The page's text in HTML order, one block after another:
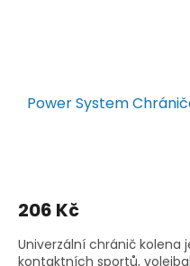
Power System
206 Kč
Univerzální chránič kolena
kontaktních sportů,